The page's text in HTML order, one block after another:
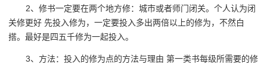
2、修书一定要在两个地方修：城市或者师门闭关。个人认为闭
关修更好 先投入修为，一定要投入多出两倍以上的修为，不然白
搭。最好是四五千修为一起投入。
3、方法：投入的修为点的方法与理由 第一类书每级所需要的修